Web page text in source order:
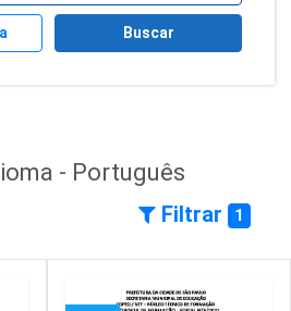
Buscar
- Português
Filtrar 1